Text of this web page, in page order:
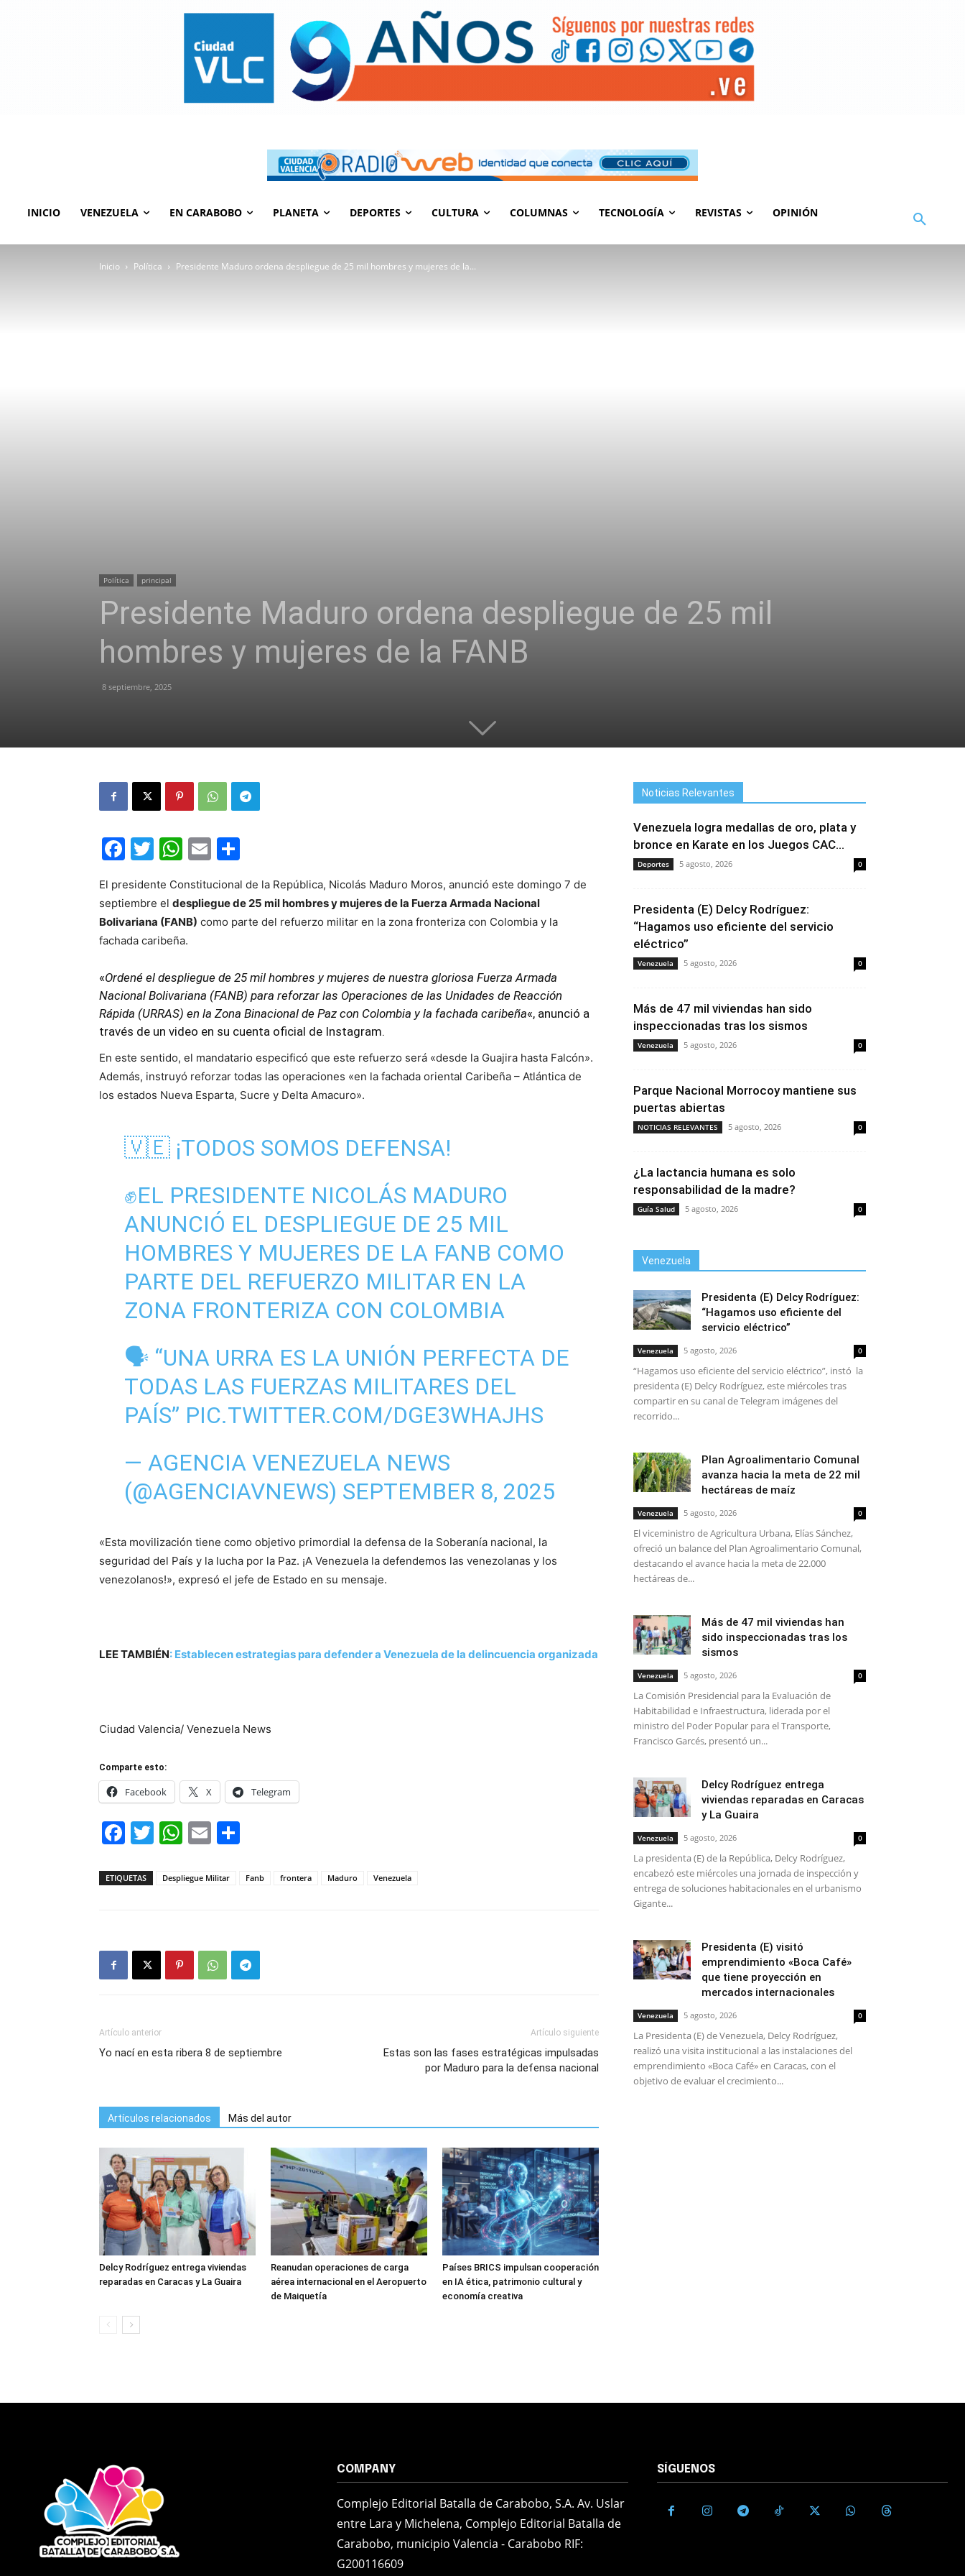
INICIO VENEZUELA EN CARABOBO PLANETA DEPORTES CULTURA COLUMNAS TECNOLOGÍA REVISTAS OPINIÓN
Inicio Política Presidente Maduro ordena despliegue de 25 mil hombres y mujeres de la...
Política principal
Presidente Maduro ordena despliegue de 25 mil
hombres y mujeres de la FANB
8 septiembre, 2025
Facebook
Twitter
WhatsApp
Email
El presidente Constitucional de la República, Nicolás Maduro Moros, anunció este domingo 7 de
septiembre el despliegue de 25 mil hombres y mujeres de la Fuerza Armada Nacional
Bolivariana (FANB) como parte del refuerzo militar en la zona fronteriza con Colombia y la
fachada caribeña.
«Ordené el despliegue de 25 mil hombres y mujeres de nuestra gloriosa Fuerza Armada
Nacional Bolivariana (FANB) para reforzar las Operaciones de las Unidades de Reacción
Rápida (URRAS) en la Zona Binacional de Paz con Colombia y la fachada caribeña«, anunció a
través de un video en su cuenta oficial de Instagram.
En este sentido, el mandatario especificó que este refuerzo será «desde la Guajira hasta Falcón».
Además, instruyó reforzar todas las operaciones «en la fachada oriental Caribeña – Atlántica de
los estados Nueva Esparta, Sucre y Delta Amacuro».
🇻🇪 ¡TODOS SOMOS DEFENSA!
✊EL PRESIDENTE NICOLÁS MADURO
ANUNCIÓ EL DESPLIEGUE DE 25 MIL
HOMBRES Y MUJERES DE LA FANB COMO
PARTE DEL REFUERZO MILITAR EN LA
ZONA FRONTERIZA CON COLOMBIA
🗣️ “UNA URRA ES LA UNIÓN PERFECTA DE
TODAS LAS FUERZAS MILITARES DEL
PAÍS” PIC.TWITTER.COM/DGE3WHAJHS
— AGENCIA VENEZUELA NEWS
(@AGENCIAVNEWS) SEPTEMBER 8, 2025
«Esta movilización tiene como objetivo primordial la defensa de la Soberanía nacional, la
seguridad del País y la lucha por la Paz. ¡A Venezuela la defendemos las venezolanas y los
venezolanos!», expresó el jefe de Estado en su mensaje.
LEE TAMBIÉN: Establecen estrategias para defender a Venezuela de la delincuencia organizada
Ciudad Valencia/ Venezuela News
Comparte esto:
Facebook X Telegram
Facebook
Twitter
WhatsApp
Email
ETIQUETAS Despliegue Militar Fanb frontera Maduro Venezuela
Artículo anterior
Yo nací en esta ribera 8 de septiembre
Artículo siguiente
Estas son las fases estratégicas impulsadas
por Maduro para la defensa nacional
Artículos relacionados Más del autor
Delcy Rodríguez entrega viviendas
reparadas en Caracas y La Guaira
Reanudan operaciones de carga
aérea internacional en el Aeropuerto
de Maiquetía
Países BRICS impulsan cooperación
en IA ética, patrimonio cultural y
economía creativa
Noticias Relevantes
Venezuela logra medallas de oro, plata y
bronce en Karate en los Juegos CAC...
Deportes 5 agosto, 2026 0
Presidenta (E) Delcy Rodríguez:
“Hagamos uso eficiente del servicio
eléctrico”
Venezuela 5 agosto, 2026 0
Más de 47 mil viviendas han sido
inspeccionadas tras los sismos
Venezuela 5 agosto, 2026 0
Parque Nacional Morrocoy mantiene sus
puertas abiertas
NOTICIAS RELEVANTES 5 agosto, 2026 0
¿La lactancia humana es solo
responsabilidad de la madre?
Guía Salud 5 agosto, 2026 0
Venezuela
Presidenta (E) Delcy Rodríguez:
“Hagamos uso eficiente del
servicio eléctrico”
Venezuela 5 agosto, 2026 0
“Hagamos uso eficiente del servicio eléctrico”, instó la
presidenta (E) Delcy Rodríguez, este miércoles tras
compartir en su canal de Telegram imágenes del
recorrido...
Plan Agroalimentario Comunal
avanza hacia la meta de 22 mil
hectáreas de maíz
Venezuela 5 agosto, 2026 0
El viceministro de Agricultura Urbana, Elías Sánchez,
ofreció un balance del Plan Agroalimentario Comunal,
destacando el avance hacia la meta de 22.000
hectáreas de...
Más de 47 mil viviendas han
sido inspeccionadas tras los
sismos
Venezuela 5 agosto, 2026 0
La Comisión Presidencial para la Evaluación de
Habitabilidad e Infraestructura, liderada por el
ministro del Poder Popular para el Transporte,
Francisco Garcés, presentó un...
Delcy Rodríguez entrega
viviendas reparadas en Caracas
y La Guaira
Venezuela 5 agosto, 2026 0
La presidenta (E) de la República, Delcy Rodríguez,
encabezó este miércoles una jornada de inspección y
entrega de soluciones habitacionales en el urbanismo
Gigante...
Presidenta (E) visitó
emprendimiento «Boca Café»
que tiene proyección en
mercados internacionales
Venezuela 5 agosto, 2026 0
La Presidenta (E) de Venezuela, Delcy Rodríguez,
realizó una visita institucional a las instalaciones del
emprendimiento «Boca Café» en Caracas, con el
objetivo de evaluar el crecimiento...
COMPANY
Complejo Editorial Batalla de Carabobo, S.A. Av. Uslar
entre Lara y Michelena, Complejo Editorial Batalla de
Carabobo, municipio Valencia - Carabobo RIF:
G200116609
SÍGUENOS